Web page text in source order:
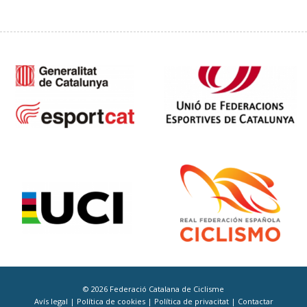
© 2026 Federació Catalana de Ciclisme
Avís legal | Política de cookies | Política de privacitat | Contactar